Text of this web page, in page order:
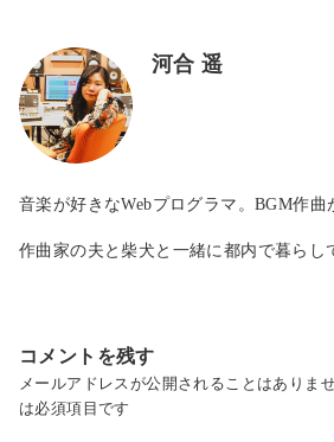
河合 遥
音楽が好きなWebプログラマ。BGM作曲
作曲家の夫と柴犬と一緒に都内で暮らし
コメントを残す
メールアドレスが公開されることはありませ
は必須項目です